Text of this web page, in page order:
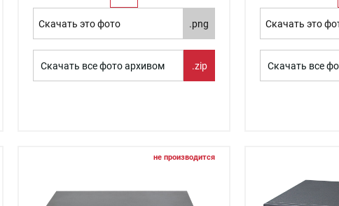
Скачать это фото .png
Скачать все фото архивом .zip
Скачать это
Скачать все
не производится